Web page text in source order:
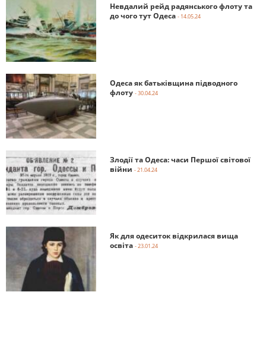
Невдалий рейд радянського флоту та
до чого тут Одеса - 14.05.24
Одеса як батьківщина підводного
флоту - 30.04.24
Злодії та Одеса: часи Першої світової
війни - 21.04.24
Як для одеситок відкрилася вища
освіта - 23.01.24